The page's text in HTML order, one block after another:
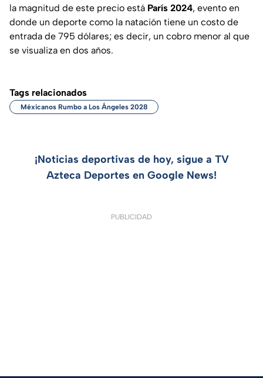
la magnitud de este precio está París 2024, evento en
donde un deporte como la natación tiene un costo de
entrada de 795 dólares; es decir, un cobro menor al que
se visualiza en dos años.
Tags relacionados
Méxicanos Rumbo a Los Ángeles 2028
¡Noticias deportivas de hoy, sigue a TV
Azteca Deportes en Google News!
PUBLICIDAD